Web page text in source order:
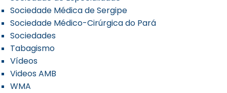
Sociedade Médica de Sergipe
Sociedade Médico-Cirúrgica do Pará
Sociedades
Tabagismo
Vídeos
Videos AMB
WMA